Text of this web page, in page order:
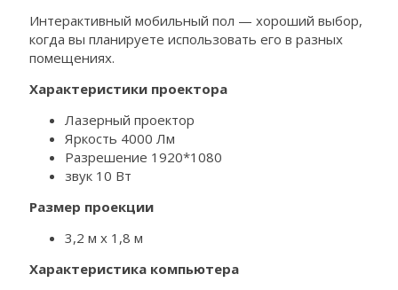
Интерактивный мобильный пол — хороший выбор,
когда вы планируете использовать его в разных
помещениях.
Характеристики проектора
Лазерный проектор
Яркость 4000 Лм
Разрешение 1920*1080
звук 10 Вт
Размер проекции
3,2 м х 1,8 м
Характеристика компьютера